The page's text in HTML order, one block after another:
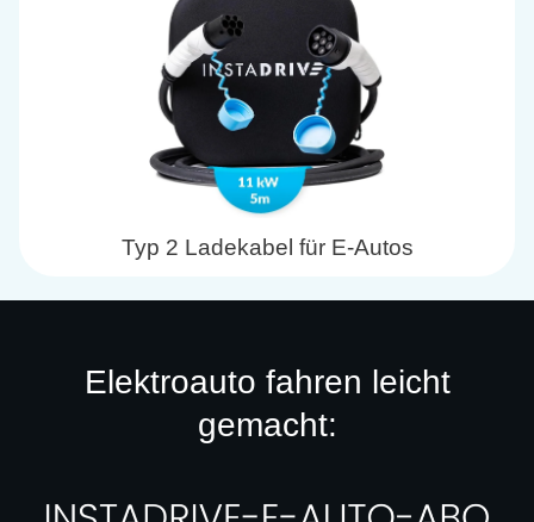
Typ 2 Ladekabel für E-Autos
Elektroauto fahren leicht
gemacht: